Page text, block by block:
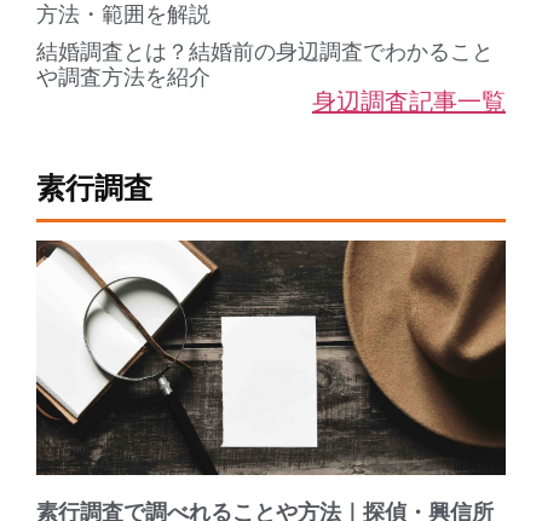
方法・範囲を解説
結婚調査とは？結婚前の身辺調査でわかること
や調査方法を紹介
身辺調査記事一覧
素行調査
素行調査で調べれることや方法｜探偵・興信所